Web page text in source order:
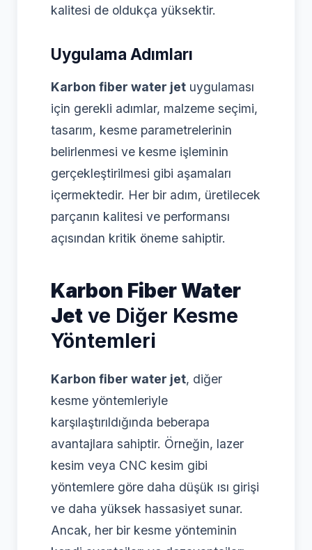
kalitesi de oldukça yüksektir.
Uygulama Adımları
Karbon fiber water jet uygulaması
için gerekli adımlar, malzeme seçimi,
tasarım, kesme parametrelerinin
belirlenmesi ve kesme işleminin
gerçekleştirilmesi gibi aşamaları
içermektedir. Her bir adım, üretilecek
parçanın kalitesi ve performansı
açısından kritik öneme sahiptir.
Karbon Fiber Water
Jet ve Diğer Kesme
Yöntemleri
Karbon fiber water jet, diğer
kesme yöntemleriyle
karşılaştırıldığında beberapa
avantajlara sahiptir. Örneğin, lazer
kesim veya CNC kesim gibi
yöntemlere göre daha düşük ısı girişi
ve daha yüksek hassasiyet sunar.
Ancak, her bir kesme yönteminin